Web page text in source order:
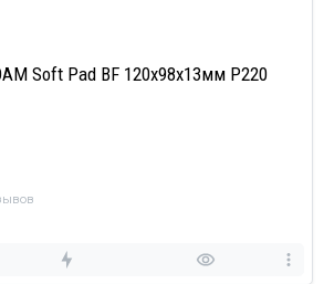
Soft Pad BF 120x98x13мм P220